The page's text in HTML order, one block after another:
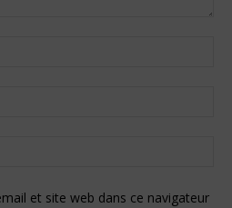
et site web dans ce navigateur